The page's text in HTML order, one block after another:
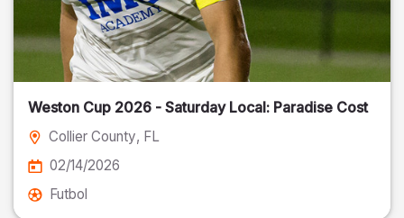
Weston Cup 2026 - Saturday Local: Paradise Cost
Collier County, FL
02/14/2026
Futbol